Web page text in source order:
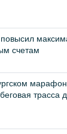
повысил
счетам